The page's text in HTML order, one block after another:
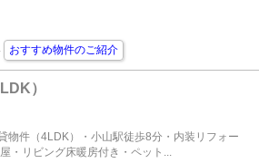
おすすめ物件のご紹介
）
物件（4LDK）・小山駅徒歩8分・内装リフォー
・リビング床暖房付き・ペット...